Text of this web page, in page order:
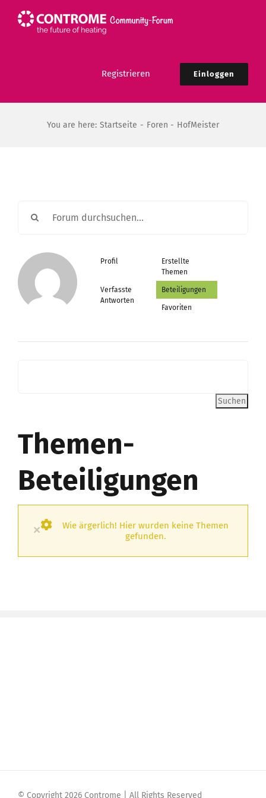
Inhalt
Registrieren Einloggen
You are here: Startseite Foren HofMeister
Profil
Erstellte
Themen
Verfasste
Antworten
Beteiligungen
Favoriten
Themen-
Beteiligungen
×
Wie ärgerlich! Hier wurden keine Themen
gefunden.
© Copyright 2026 Controme | All Rights Reserved